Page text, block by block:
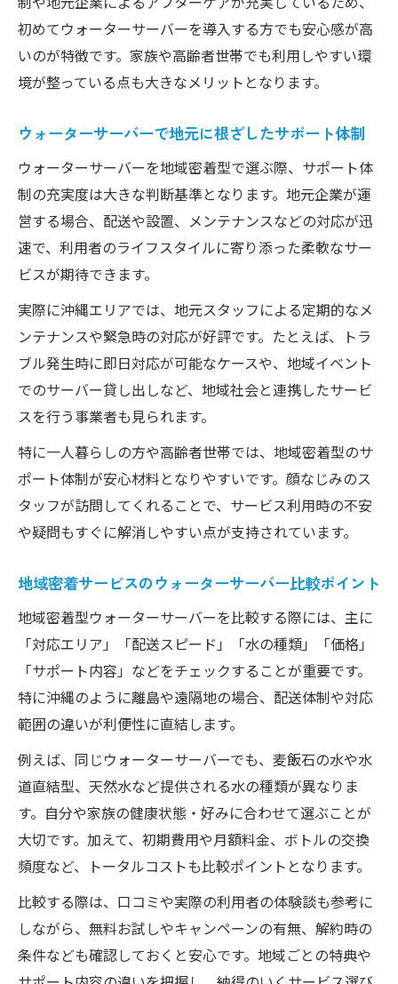
ーの利点
一人暮らしでも安心な地域密着ウォーターサー
バーの理由
性とは
地域密着型ウォーターサーバーが一人暮ら
しに最適な訳
ウォーターサーバー沖縄一人暮らしの安心
ポイント
ウォーターサーバーのコストとサポート体
制を比較
一人暮らしで選ぶべきウォーターサーバー
の特徴
初めてウォーターサーバーを導入する方でも安心感が高
いのが特徴です。家族や高齢者世帯でも利用しやすい環
境が整っている点も大きなメリットとなります。
ウォーターサーバーで地元に根ざしたサポート体制
ウォーターサーバーを地域密着型で選ぶ際、サポート体
制の充実度は大きな判断基準となります。地元企業が運
営する場合、配送や設置、メンテナンスなどの対応が迅
速で、利用者のライフスタイルに寄り添った柔軟なサー
ビスが期待できます。
実際に沖縄エリアでは、地元スタッフによる定期的なメ
ンテナンスや緊急時の対応が好評です。たとえば、トラ
ブル発生時に即日対応が可能なケースや、地域イベント
でのサーバー貸し出しなど、地域社会と連携したサービ
スを行う事業者も見られます。
特に一人暮らしの方や高齢者世帯では、地域密着型のサ
ポート体制が安心材料となりやすいです。顔なじみのス
タッフが訪問してくれることで、サービス利用時の不安
や疑問もすぐに解消しやすい点が支持されています。
地域密着サービスのウォーターサーバー比較ポイント
地域密着型ウォーターサーバーを比較する際には、主に
「対応エリア」「配送スピード」「水の種類」「価格」
「サポート内容」などをチェックすることが重要です。
特に沖縄のように離島や遠隔地の場合、配送体制や対応
範囲の違いが利便性に直結します。
例えば、同じウォーターサーバーでも、麦飯石の水や水
道直結型、天然水など提供される水の種類が異なりま
す。自分や家族の健康状態・好みに合わせて選ぶことが
大切です。加えて、初期費用や月額料金、ボトルの交換
頻度など、トータルコストも比較ポイントとなります。
比較する際は、口コミや実際の利用者の体験談も参考に
しながら、無料お試しやキャンペーンの有無、解約時の
条件なども確認しておくと安心です。地域ごとの特典や